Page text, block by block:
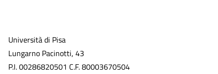
Università di Pisa
Lungarno Pacinotti, 43
P.I. 00286820501 C.F. 80003670504